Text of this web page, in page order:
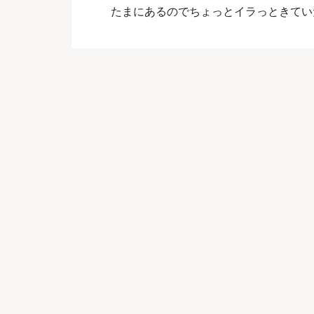
たまにあるのでちょっとイラっときてい